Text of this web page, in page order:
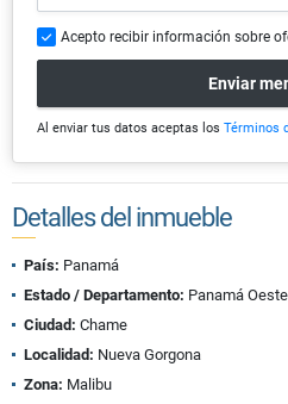
Acepto recibir información sobre
Enviar
Al enviar tus datos aceptas los Términos
Detalles del inmueble
País: Panamá
Estado / Departamento: Panamá Oeste
Ciudad: Chame
Localidad: Nueva Gorgona
Zona: Malibu